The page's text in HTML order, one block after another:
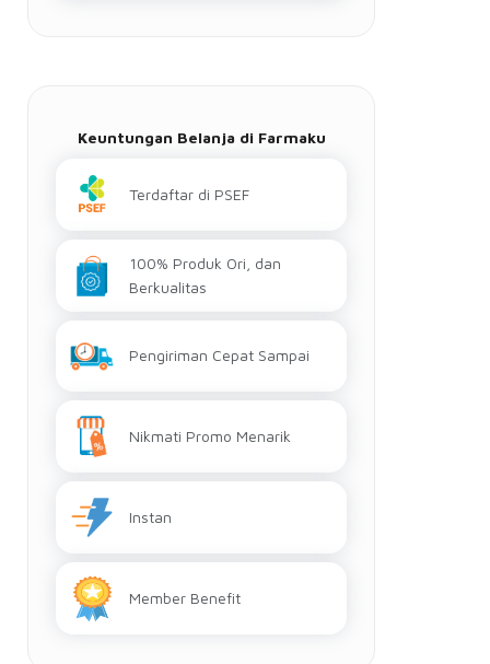
Keuntungan Belanja di Farmaku
Terdaftar di PSEF
100% Produk Ori, dan
Berkualitas
Pengiriman Cepat Sampai
Nikmati Promo Menarik
Instan
Member Benefit